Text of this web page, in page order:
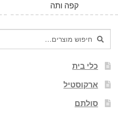
קפה ותה
חיפוש
עבור:
חיפוש
כלי בית
ארקוסטיל
סולתם